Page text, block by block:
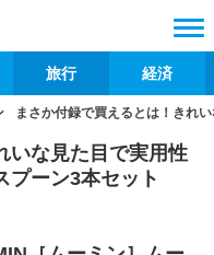
旅行 経済
まさか付録で買えるとは！きれ
いな見た目で実用性
ーン3本セット